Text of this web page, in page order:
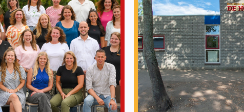
Bekijk ons team
Neem contact op